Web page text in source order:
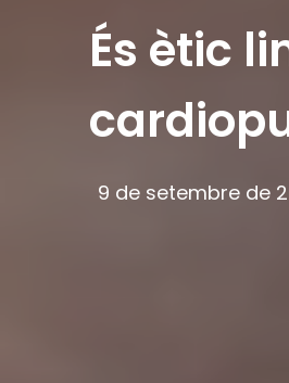
És ètic
9 de setembre de